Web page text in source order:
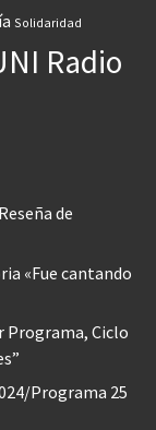
Solidaridad
Radio
de
«Fue cantando
Programa, Ciclo
Programa 25